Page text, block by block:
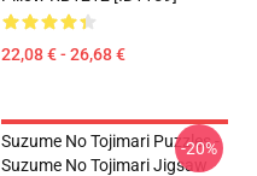
22,08 € - 26,68 €
Suzume No Tojimari Puzzles -
Suzume No Tojimari Jigsaw
-20%